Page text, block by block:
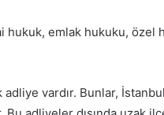
hukuk, emlak hukuku, özel
adliye vardır. Bunlar,